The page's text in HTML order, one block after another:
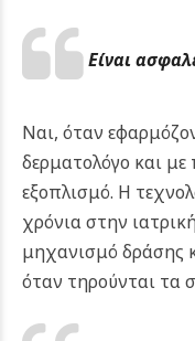
Είναι
Ναι, όταν
δερματολόγο και με
εξοπλισμό. Η
χρόνια στην
μηχανισμό δράσης
όταν τηρούνται τα